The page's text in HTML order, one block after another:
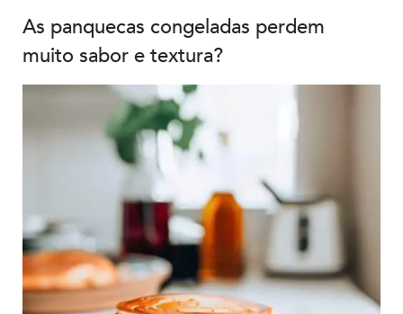
As panquecas congeladas perdem
muito sabor e textura?